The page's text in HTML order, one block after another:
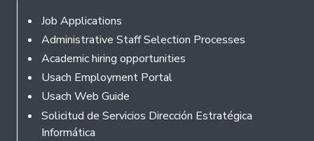
Footer
Job Applications
Administrative Staff Selection Processes
Academic hiring opportunities
Usach Employment Portal
Usach Web Guide
Solicitud de Servicios Dirección Estratégica
Informática